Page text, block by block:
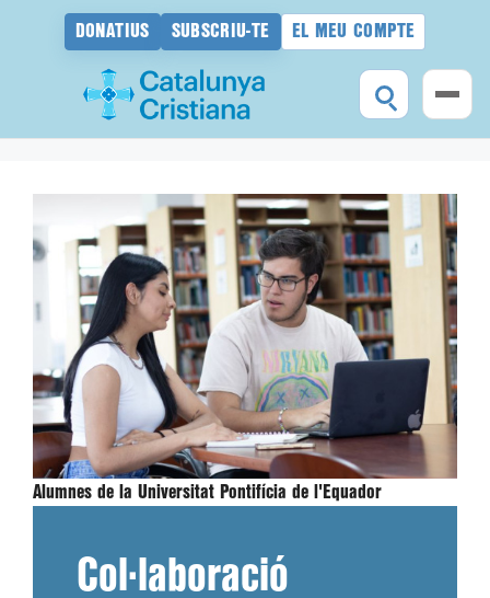
DONATIUS SUBSCRIU-TE EL MEU COMPTE
Alumnes de la Universitat Pontifícia de l'Equador
Col·laboració